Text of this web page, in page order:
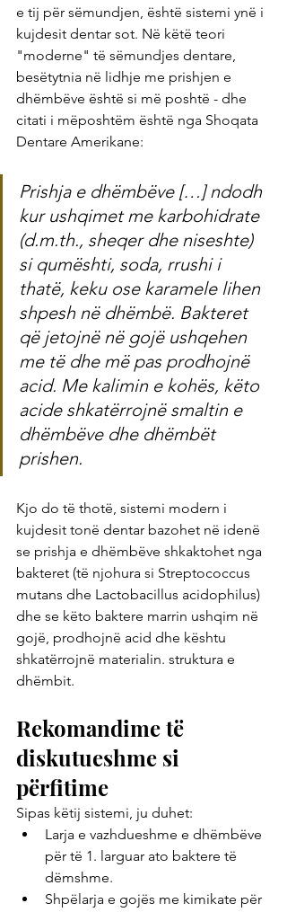
e tij për sëmundjen, është sistemi ynë i
kujdesit dentar sot. Në këtë teori
"moderne" të sëmundjes dentare,
besëtytnia në lidhje me prishjen e
dhëmbëve është si më poshtë - dhe
citati i mëposhtëm është nga Shoqata
Dentare Amerikane:
Prishja e dhëmbëve […] ndodh
kur ushqimet me karbohidrate
(d.m.th., sheqer dhe niseshte)
si qumështi, soda, rrushi i
thatë, keku ose karamele lihen
shpesh në dhëmbë. Bakteret
që jetojnë në gojë ushqehen
me të dhe më pas prodhojnë
acid. Me kalimin e kohës, këto
acide shkatërrojnë smaltin e
dhëmbëve dhe dhëmbët
prishen.
Kjo do të thotë, sistemi modern i
kujdesit tonë dentar bazohet në idenë
se prishja e dhëmbëve shkaktohet nga
bakteret (të njohura si Streptococcus
mutans dhe Lactobacillus acidophilus)
dhe se këto baktere marrin ushqim në
gojë, prodhojnë acid dhe kështu
shkatërrojnë materialin. struktura e
dhëmbit.
Rekomandime të
diskutueshme si
përfitime
Sipas këtij sistemi, ju duhet:
Larja e vazhdueshme e dhëmbëve
për të 1. larguar ato baktere të
dëmshme.
Shpëlarja e gojës me kimikate për